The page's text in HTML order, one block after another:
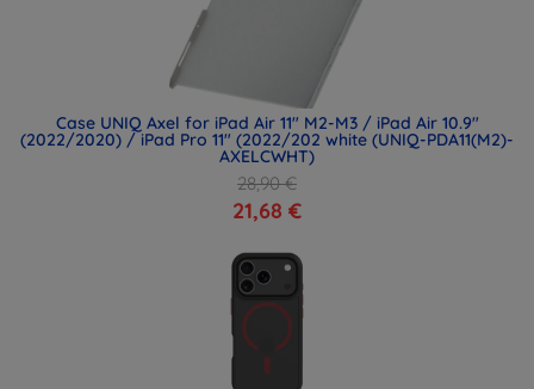
Case UNIQ Axel for iPad Air 11" M2-M3 / iPad Air 10.9"
(2022/2020) / iPad Pro 11" (2022/202 white (UNIQ-PDA11(M2)-
AXELCWHT)
28,90 €
21,68 €